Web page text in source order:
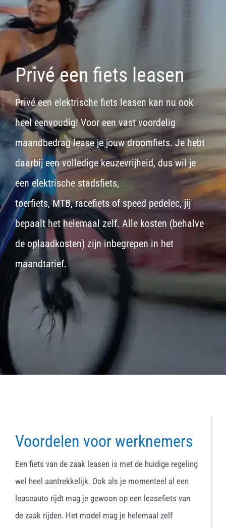
Privé een fiets leasen
Privé een elektrische fiets leasen kan nu ook
heel eenvoudig! Voor een vast voordelig
maandbedrag lease je jouw droomfiets. Je hebt
daarbij een volledige keuzevrijheid, dus wil je
eenelektrische stadsfiets,
toerfiets,MTB,racefietsof speed pedelec, jij
bepaalt het helemaal zelf. Alle kosten (behalve
de oplaadkosten) zijn inbegrepen in het
maandtarief.
Voordelen voor werknemers
Een fiets van de zaak leasen is met de huidige regeling
wel heel aantrekkelijk. Ook als je momenteel al een
leaseauto rijdt mag je gewoon op een leasefiets van
de zaak rijden. Het model mag je helemaal zelf